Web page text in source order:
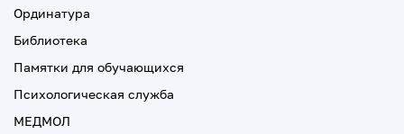
Ординатура
Библиотека
Памятки для обучающихся
Психологическая служба
МЕДМОЛ